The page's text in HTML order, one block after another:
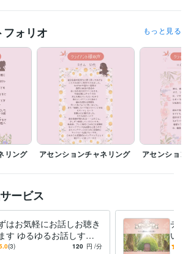
京 2019年6月 ~ 現在
ー®︎ 認定コース アセンションチャネラー
2021
1991年3月 ~ 1991年12月
チャネリングセレモニー2021@沖縄
イティブツール
年 Pages:20年Word:30年STORES:0年
おしゃべり 笑い ゆるゆる
楽しい
ング 夢 希望
ォリオ もっと見る
リング アセンションチャネリング アセンション
ービス
はお気軽にお話しお聴き
す ゆるゆるお話しする
に悩みが解決するかも⁉︎
(3) 120 円 /分
チャ
いま
届け